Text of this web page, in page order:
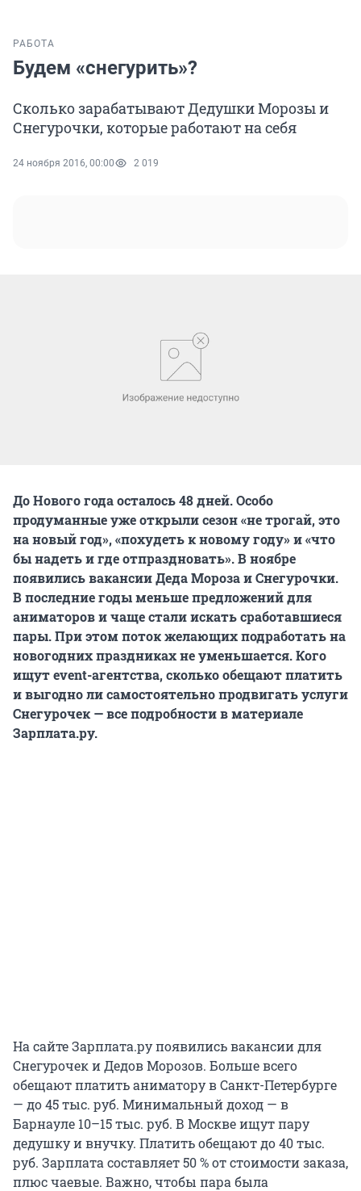
РАБОТА
Будем «снегурить»?
Сколько зарабатывают Дедушки Морозы и
Снегурочки, которые работают на себя
24 ноября 2016, 00:00 2 019
До Нового года осталось 48 дней. Особо
продуманные уже открыли сезон «не трогай, это
на новый год», «похудеть к новому году» и «что
бы надеть и где отпраздновать». В ноябре
появились вакансии Деда Мороза и Снегурочки.
В последние годы меньше предложений для
аниматоров и чаще стали искать сработавшиеся
пары. При этом поток желающих подработать на
новогодних праздниках не уменьшается. Кого
ищут event-агентства, сколько обещают платить
и выгодно ли самостоятельно продвигать услуги
Снегурочек — все подробности в материале
Зарплата.ру.
На сайте Зарплата.ру появились вакансии для
Снегурочек и Дедов Морозов. Больше всего
обещают платить аниматору в Санкт-Петербурге
— до 45 тыс. руб. Минимальный доход — в
Барнауле 10–15 тыс. руб. В Москве ищут пару
дедушку и внучку. Платить обещают до 40 тыс.
руб. Зарплата составляет 50 % от стоимости заказа,
плюс чаевые. Важно, чтобы пара была